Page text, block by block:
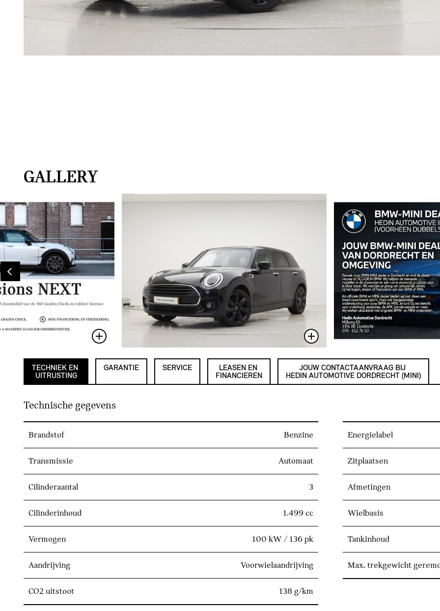
GALLERY
TECHNIEK EN
UITRUSTING
GARANTIE SERVICE
LEASEN EN
FINANCIEREN
JOUW CONTACTAANVRAAG BIJ
HEDIN AUTOMOTIVE DORDRECHT (MINI)
Technische gegevens
Brandstof Benzine
Transmissie Automaat
Cilinderaantal 3
Cilinderinhoud 1.499 cc
Vermogen 100 kW / 136 pk
Aandrijving Voorwielaandrijving
CO2 uitstoot 138 g/km
Energielabel
Zitplaatsen
Afmetingen
Wielbasis
Tankinhoud
Max. trekgewicht